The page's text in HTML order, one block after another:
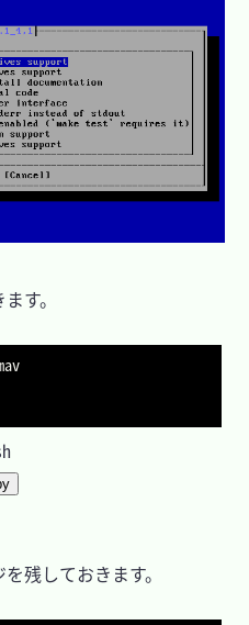
す。
残しておきます。